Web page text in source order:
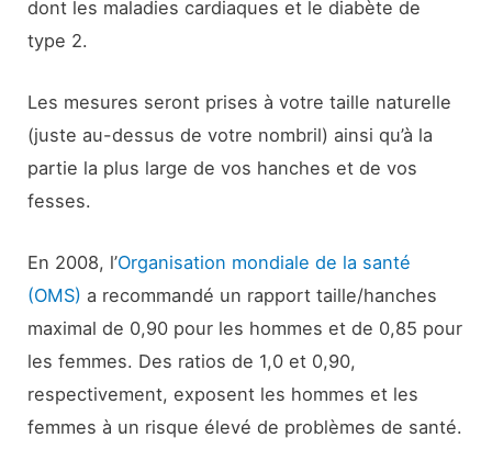
dont les maladies cardiaques et le diabète de
type 2.
Les mesures seront prises à votre taille naturelle
(juste au-dessus de votre nombril) ainsi qu’à la
partie la plus large de vos hanches et de vos
fesses.
En 2008, l’Organisation mondiale de la santé
(OMS) a recommandé un rapport taille/hanches
maximal de 0,90 pour les hommes et de 0,85 pour
les femmes. Des ratios de 1,0 et 0,90,
respectivement, exposent les hommes et les
femmes à un risque élevé de problèmes de santé.